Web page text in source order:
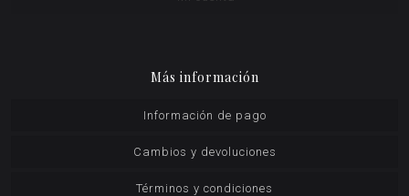
Más información
Información de pago
Cambios y devoluciones
Términos y condiciones